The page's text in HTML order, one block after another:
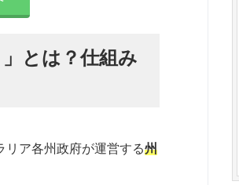
とは？仕組み
リア各州政府が運営する州